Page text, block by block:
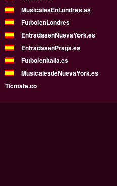
MusicalesEnLondres.es
FutbolenLondres
EntradasenNuevaYork.es
EntradasenPraga.es
FutbolenItalia.es
MusicalesdeNuevaYork.es
Ticmate.co